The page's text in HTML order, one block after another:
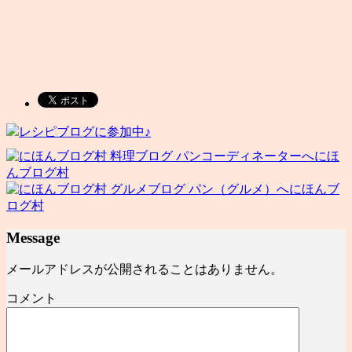
レシピブログに参加中♪
にほ
んブログ村
にほんブ
ログ村
Message
メールアドレスが公開されることはありません。
コメント